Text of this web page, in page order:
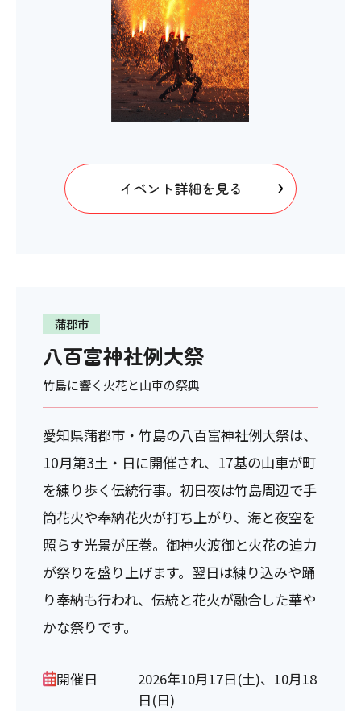
イベント詳細を見る
蒲郡市
八百富神社例大祭
竹島に響く火花と山車の祭典
愛知県蒲郡市・竹島の八百富神社例大祭は、
10月第3土・日に開催され、17基の山車が町
を練り歩く伝統行事。初日夜は竹島周辺で手
筒花火や奉納花火が打ち上がり、海と夜空を
照らす光景が圧巻。御神火渡御と火花の迫力
が祭りを盛り上げます。翌日は練り込みや踊
り奉納も行われ、伝統と花火が融合した華や
かな祭りです。
開催日
2026年10月17日(土)、10月18
日(日)